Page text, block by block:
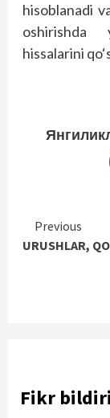
hisoblanadi
oshirishda
hissalarini
Reading
Previous
URUSHLAR,
Fikr